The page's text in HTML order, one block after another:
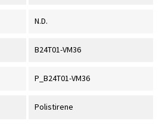
N.D.
B24T01-VM36
P_B24T01-VM36
Polistirene